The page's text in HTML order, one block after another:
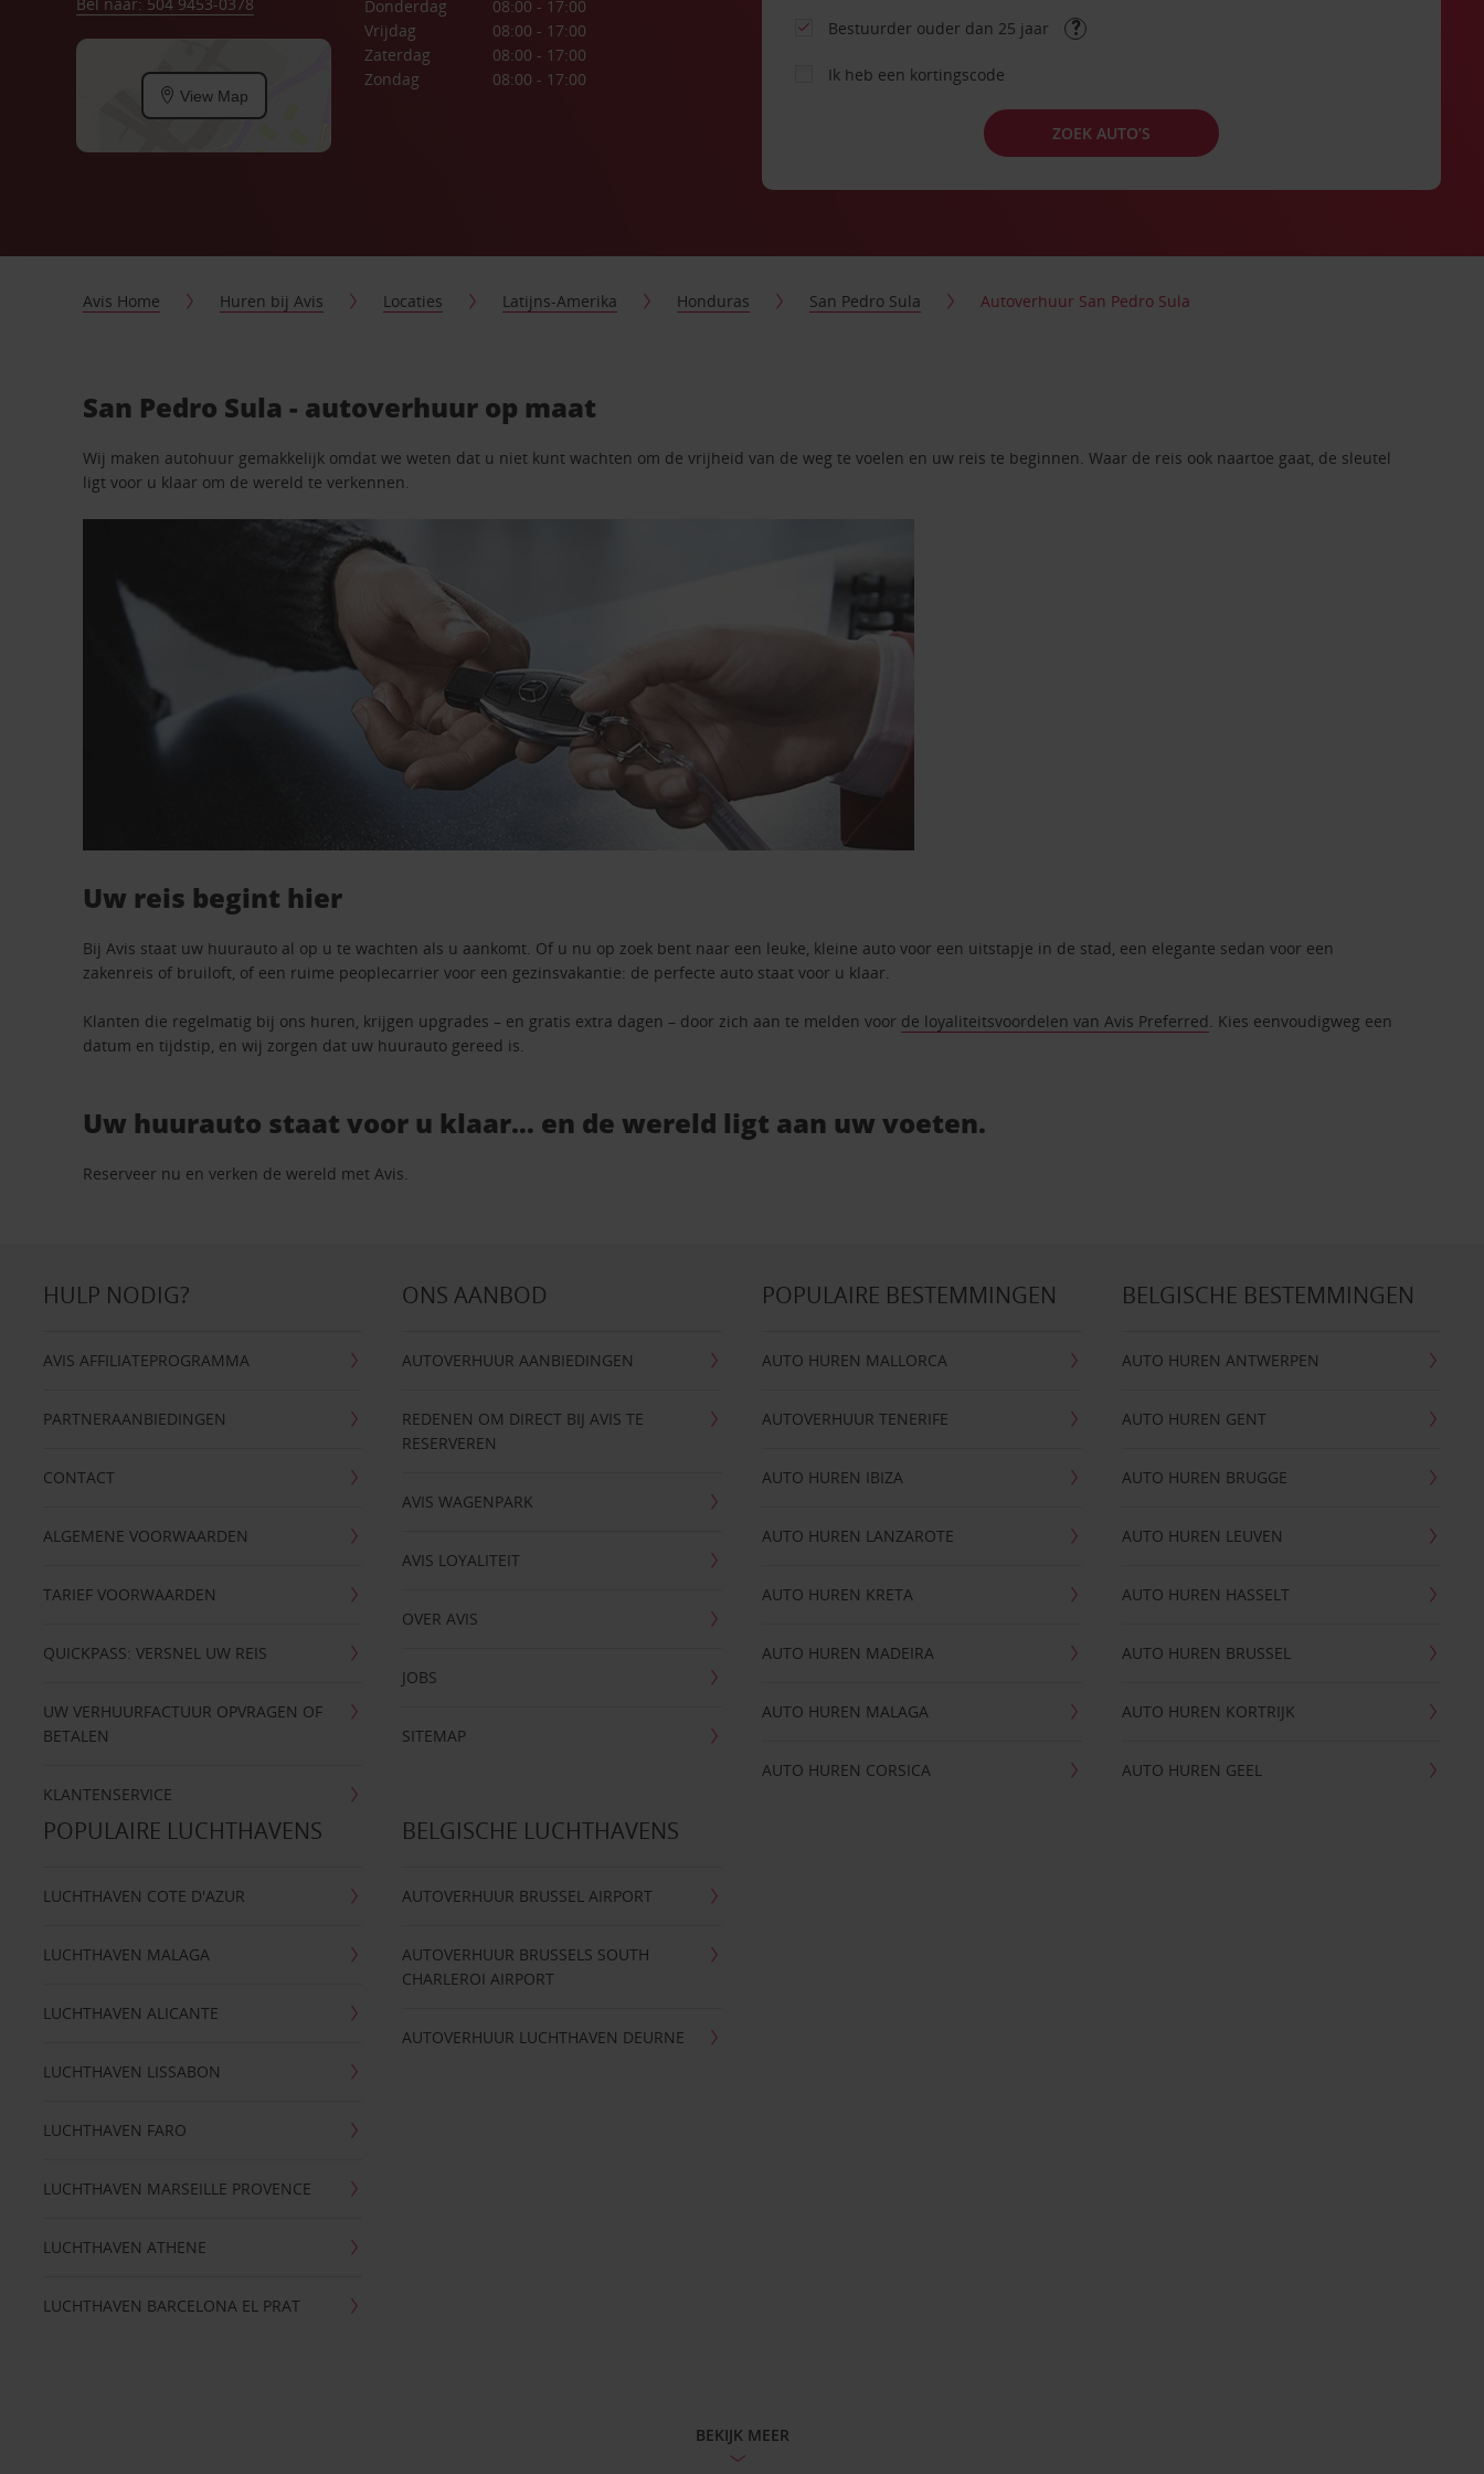
View Map
Donderdag
08:00 - 17:00
Vrijdag
08:00 - 17:00
Zaterdag
08:00 - 17:00
Zondag
08:00 - 17:00
Bestuurder ouder dan 25 jaar
Ik heb een kortingscode
ZOEK AUTO’S
Avis Home Huren bij Avis Locaties Latijns-Amerika Honduras San Pedro Sula Autoverhuur San Pedro Sula
San Pedro Sula - autoverhuur op maat
Wij maken autohuur gemakkelijk omdat we weten dat u niet kunt wachten om de vrijheid van de weg te voelen en uw reis te beginnen. Waar de reis ook naartoe gaat, de sleutel
ligt voor u klaar om de wereld te verkennen.
Uw reis begint hier
Bij Avis staat uw huurauto al op u te wachten als u aankomt. Of u nu op zoek bent naar een leuke, kleine auto voor een uitstapje in de stad, een elegante sedan voor een
zakenreis of bruiloft, of een ruime peoplecarrier voor een gezinsvakantie: de perfecte auto staat voor u klaar.
Klanten die regelmatig bij ons huren, krijgen upgrades – en gratis extra dagen – door zich aan te melden voor de loyaliteitsvoordelen van Avis Preferred. Kies eenvoudigweg een
datum en tijdstip, en wij zorgen dat uw huurauto gereed is.
Uw huurauto staat voor u klaar… en de wereld ligt aan uw voeten.
Reserveer nu en verken de wereld met Avis.
HULP NODIG?
AVIS AFFILIATEPROGRAMMA
PARTNERAANBIEDINGEN
CONTACT
ALGEMENE VOORWAARDEN
TARIEF VOORWAARDEN
QUICKPASS: VERSNEL UW REIS
UW VERHUURFACTUUR OPVRAGEN OF
BETALEN
KLANTENSERVICE
ONS AANBOD
AUTOVERHUUR AANBIEDINGEN
REDENEN OM DIRECT BIJ AVIS TE
RESERVEREN
AVIS WAGENPARK
AVIS LOYALITEIT
OVER AVIS
JOBS
SITEMAP
POPULAIRE BESTEMMINGEN
AUTO HUREN MALLORCA
AUTOVERHUUR TENERIFE
AUTO HUREN IBIZA
AUTO HUREN LANZAROTE
AUTO HUREN KRETA
AUTO HUREN MADEIRA
AUTO HUREN MALAGA
AUTO HUREN CORSICA
BELGISCHE BESTEMMINGEN
AUTO HUREN ANTWERPEN
AUTO HUREN GENT
AUTO HUREN BRUGGE
AUTO HUREN LEUVEN
AUTO HUREN HASSELT
AUTO HUREN BRUSSEL
AUTO HUREN KORTRIJK
AUTO HUREN GEEL
POPULAIRE LUCHTHAVENS
LUCHTHAVEN COTE D'AZUR
LUCHTHAVEN MALAGA
LUCHTHAVEN ALICANTE
LUCHTHAVEN LISSABON
LUCHTHAVEN FARO
LUCHTHAVEN MARSEILLE PROVENCE
LUCHTHAVEN ATHENE
LUCHTHAVEN BARCELONA EL PRAT
BELGISCHE LUCHTHAVENS
AUTOVERHUUR BRUSSEL AIRPORT
AUTOVERHUUR BRUSSELS SOUTH
CHARLEROI AIRPORT
AUTOVERHUUR LUCHTHAVEN DEURNE
BEKIJK MEER